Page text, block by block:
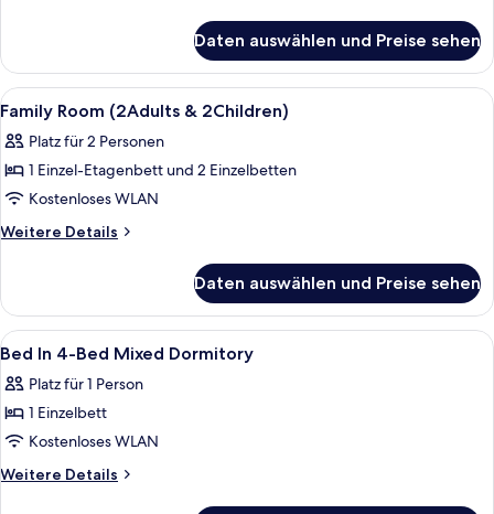
Room
Daten auswählen und Preise sehen
Alle
Fotos
für
Family
Room
(2Adults
anzeigen
Allergikerbettwaren, kostenloses
6
Family Room (2Adults & 2Children)
Platz für 2 Personen
1 Einzel-Etagenbett und 2 Einzelbetten
Kostenloses WLAN
Weitere Details
Weitere
Room
(2Adults
&
Daten auswählen und Preise sehen
Alle
Fotos
für
Bed
In
4-
Allergikerbettwaren, kostenloses
7
Bed In 4-Bed Mixed Dormitory
Platz für 1 Person
1 Einzelbett
Kostenloses WLAN
Weitere Details
Weitere